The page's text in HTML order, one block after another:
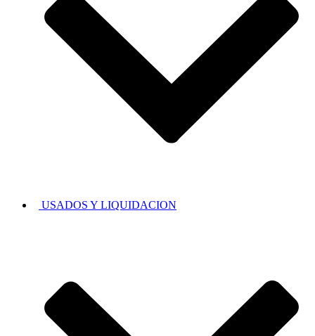
USADOS Y LIQUIDACION